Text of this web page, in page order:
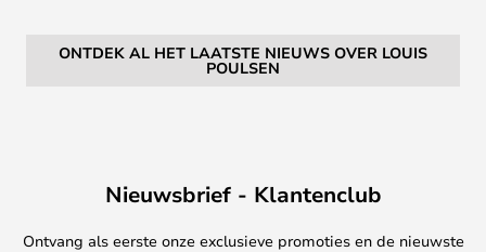
ONTDEK AL HET LAATSTE NIEUWS OVER LOUIS
POULSEN
Nieuwsbrief - Klantenclub
Ontvang als eerste onze exclusieve promoties en de nieuwste